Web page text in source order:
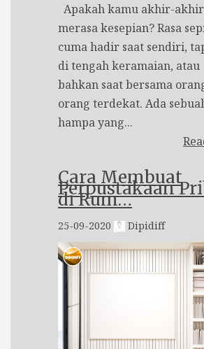
Apakah kamu akhir-
merasa kesepian? Rasa
cuma hadir saat sendiri,
di tengah keramaian, atau
bahkan saat bersama
orang terdekat. Ada
hampa yang...
Cara Membuat
Perpustakaan
di Rum…
25-09-2020 Dipidiff